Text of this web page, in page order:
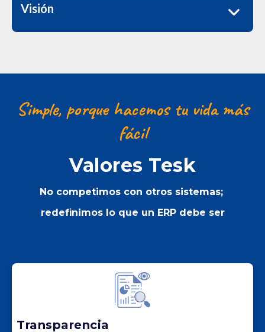
Visión
Simple, porque hacemos tu vida más
fácil
Valores Tesk
No competimos con otros sistemas;
redefinimos lo que un ERP debe ser
Transparencia